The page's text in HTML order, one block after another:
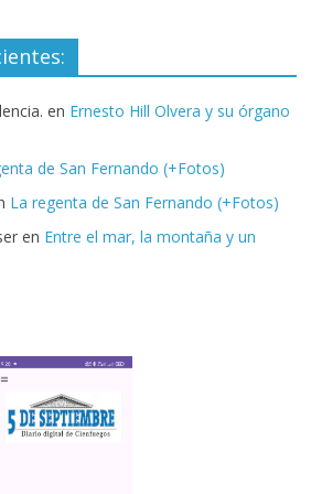
en Ernesto Hill Olvera y su órgano
de San Fernando (+Fotos)
La regenta de San Fernando (+Fotos)
en Entre el mar, la montaña y un